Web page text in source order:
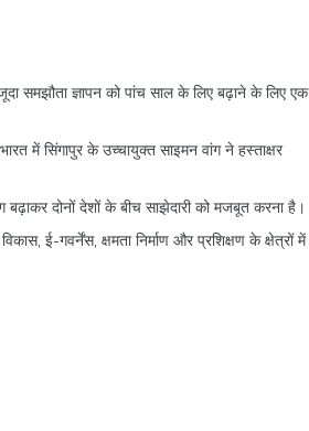
समझौता ज्ञापन को पांच साल के लिए बढ़ाने के लिए एक
में सिंगापुर के उच्चायुक्त साइमन वांग ने हस्ताक्षर
दोनों देशों के बीच साझेदारी को मजबूत करना है।
ई-गवर्नेंस, क्षमता निर्माण और प्रशिक्षण के क्षेत्रों में